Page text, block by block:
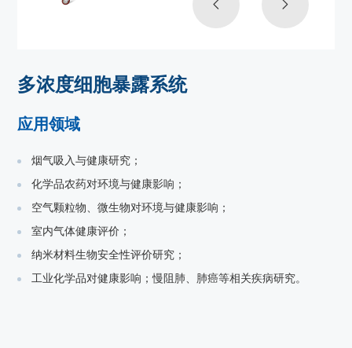
多浓度细胞暴露系统
应用领域
烟气吸入与健康研究；
化学品农药对环境与健康影响；
空气颗粒物、微生物对环境与健康影响；
室内气体健康评价；
纳米材料生物安全性评价研究；
工业化学品对健康影响；慢阻肺、肺癌等相关疾病研究。